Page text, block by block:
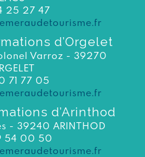
25 27 47
d’Orgelet
Varroz - 39270
71 77 05
d’Arinthod
- 39240 ARINTHOD
54 00 50